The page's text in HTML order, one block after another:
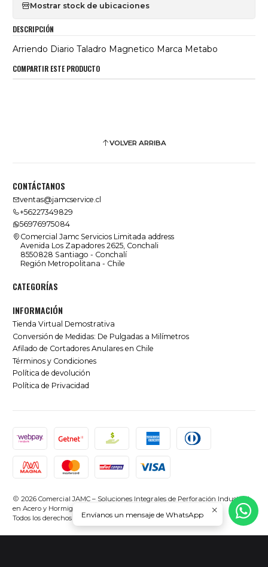
Mostrar stock de ubicaciones
DESCRIPCIÓN
Arriendo Diario Taladro Magnetico Marca Metabo
COMPARTIR ESTE PRODUCTO
VOLVER ARRIBA
CONTÁCTANOS
ventas@jamcservice.cl
+56227349829
56976975084
Comercial Jamc Servicios Limitada address
Avenida Los Zapadores 2625, Conchali
8550828 Santiago - Conchalí
Región Metropolitana - Chile
CATEGORÍAS
INFORMACIÓN
Tienda Virtual Demostrativa
Conversión de Medidas: De Pulgadas a Milímetros
Afilado de Cortadores Anulares en Chile
Términos y Condiciones
Política de devolución
Política de Privacidad
2026 Comercial JAMC – Soluciones Integrales de Perforación Industrial
en Acero y Hormigón en Chile.
Todos los derechos reservados.Desarrollado por Jumpseller
Envíanos un mensaje de WhatsApp